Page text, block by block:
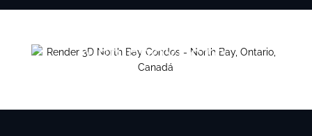
VER PROYECTO